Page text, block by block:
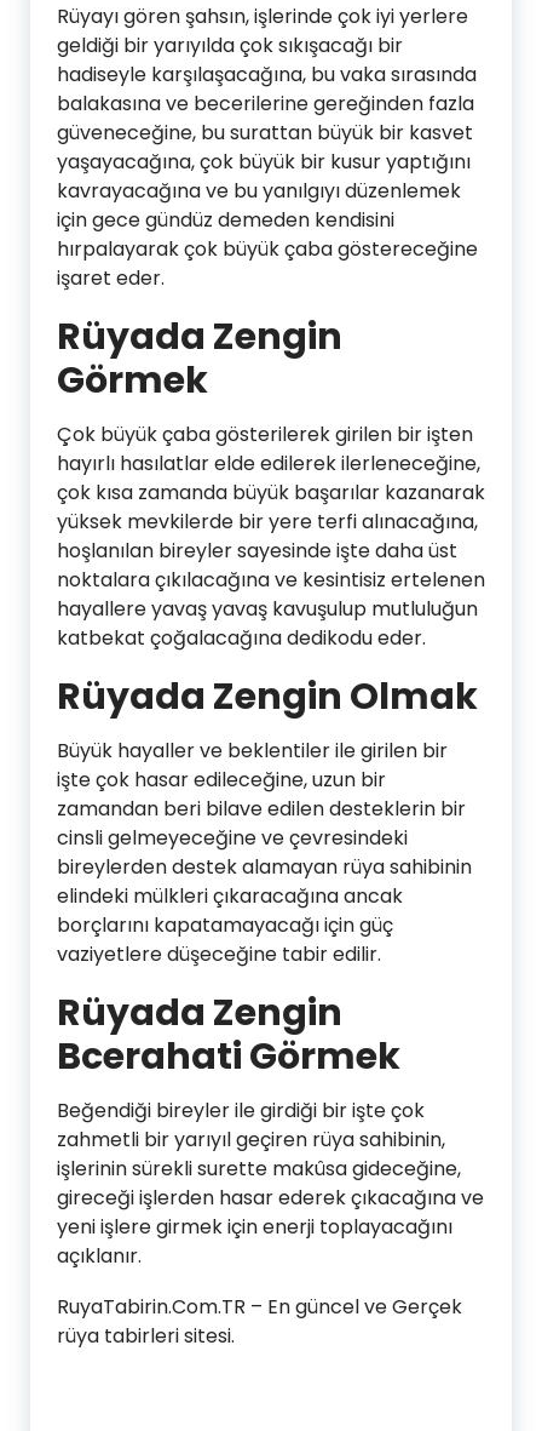
Rüyayı gören şahsın, işlerinde çok iyi yerlere
geldiği bir yarıyılda çok sıkışacağı bir
hadiseyle karşılaşacağına, bu vaka sırasında
balakasına ve becerilerine gereğinden fazla
güveneceğine, bu surattan büyük bir kasvet
yaşayacağına, çok büyük bir kusur yaptığını
kavrayacağına ve bu yanılgıyı düzenlemek
için gece gündüz demeden kendisini
hırpalayarak çok büyük çaba göstereceğine
işaret eder.
Rüyada Zengin
Görmek
Çok büyük çaba gösterilerek girilen bir işten
hayırlı hasılatlar elde edilerek ilerleneceğine,
çok kısa zamanda büyük başarılar kazanarak
yüksek mevkilerde bir yere terfi alınacağına,
hoşlanılan bireyler sayesinde işte daha üst
noktalara çıkılacağına ve kesintisiz ertelenen
hayallere yavaş yavaş kavuşulup mutluluğun
katbekat çoğalacağına dedikodu eder.
Rüyada Zengin Olmak
Büyük hayaller ve beklentiler ile girilen bir
işte çok hasar edileceğine, uzun bir
zamandan beri bilave edilen desteklerin bir
cinsli gelmeyeceğine ve çevresindeki
bireylerden destek alamayan rüya sahibinin
elindeki mülkleri çıkaracağına ancak
borçlarını kapatamayacağı için güç
vaziyetlere düşeceğine tabir edilir.
Rüyada Zengin
Bcerahati Görmek
Beğendiği bireyler ile girdiği bir işte çok
zahmetli bir yarıyıl geçiren rüya sahibinin,
işlerinin sürekli surette makûsa gideceğine,
gireceği işlerden hasar ederek çıkacağına ve
yeni işlere girmek için enerji toplayacağını
açıklanır.
RuyaTabirin.Com.TR – En güncel ve Gerçek
rüya tabirleri sitesi.